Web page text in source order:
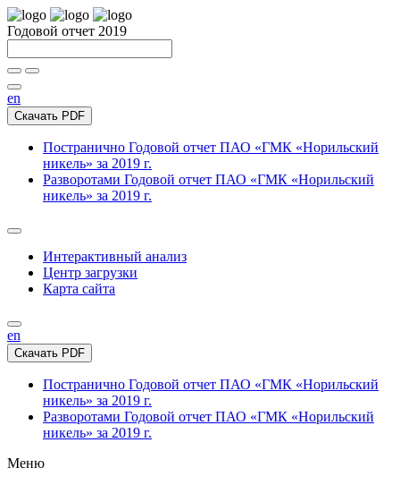
Годовой отчет 2019
en
Скачать PDF
Постранично Годовой отчет ПАО «ГМК «Норильский
никель» за 2019 г.
Разворотами Годовой отчет ПАО «ГМК «Норильский
никель» за 2019 г.
Интерактивный анализ
Центр загрузки
Карта сайта
en
Скачать PDF
Постранично Годовой отчет ПАО «ГМК «Норильский
никель» за 2019 г.
Разворотами Годовой отчет ПАО «ГМК «Норильский
никель» за 2019 г.
Меню